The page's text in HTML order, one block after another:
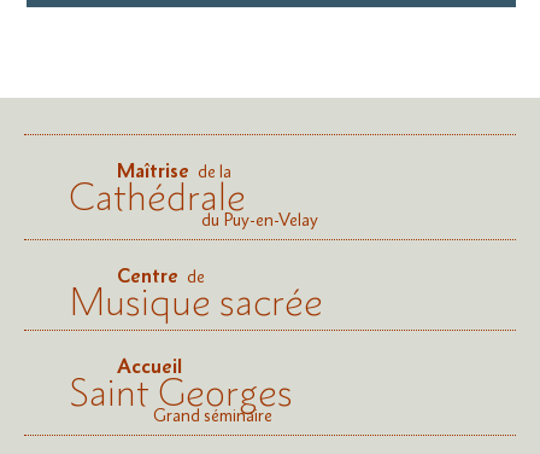
Maîtrise de la
Cathédraledu Puy-en-Velay
Centre de
Musique sacrée
Accueil
Saint Georges
Grand séminaire